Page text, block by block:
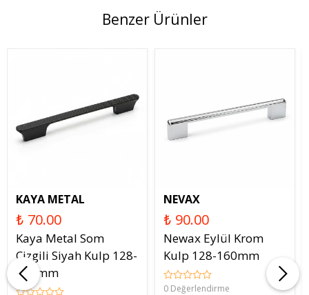
Benzer Ürünler
KAYA METAL
₺ 70.00
Kaya Metal Som
Çizgili Siyah Kulp 128-
160mm
NEVAX
₺ 90.00
Newax Eylül Krom
Kulp 128-160mm
0 Değerlendirme